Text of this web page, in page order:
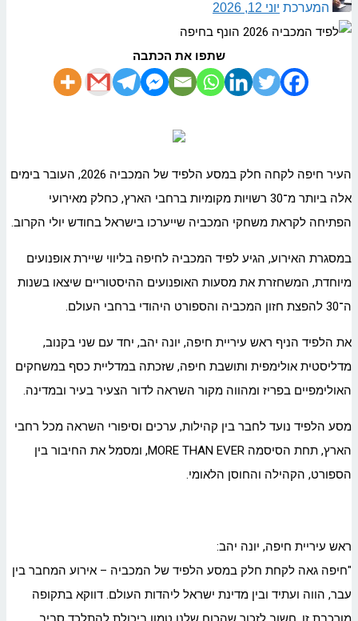
המערכת יוני 12, 2026
שתפו את הכתבה
העיר חיפה לקחה חלק במסע הלפיד של המכביה 2026, העובר בימים
אלה ביותר מ־30 רשויות מקומיות ברחבי הארץ, כחלק מאירועי
הפתיחה לקראת משחקי המכביה שייערכו בישראל בחודש יולי הקרוב.
במסגרת האירוע, הגיע לפיד המכביה לחיפה בליווי שיירת אופנועים
מיוחדת, המשחזרת את מסעות האופנועים ההיסטוריים שיצאו בשנות
ה־30 להפצת חזון המכביה והספורט היהודי ברחבי העולם.
את הלפיד הניף ראש עיריית חיפה, יונה יהב, יחד עם שני בקנוב,
מדליסטית אולימפית ותושבת חיפה, שזכתה במדליית כסף במשחקים
האולימפיים בפריז ומהווה מקור השראה לדור הצעיר בעיר ובמדינה.
מסע הלפיד נועד לחבר בין קהילות, ערכים וסיפורי השראה מכל רחבי
הארץ, תחת הסיסמה MORE THAN EVER, ומסמל את החיבור בין
הספורט, הקהילה והחוסן הלאומי.
ראש עיריית חיפה, יונה יהב:
"חיפה גאה לקחת חלק במסע הלפיד של המכביה – אירוע המחבר בין
עבר, הווה ועתיד ובין מדינת ישראל ליהדות העולם. דווקא בתקופה